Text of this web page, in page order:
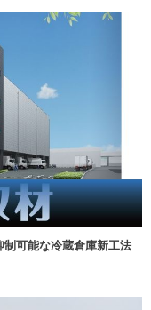
制可能な冷蔵倉庫新工法